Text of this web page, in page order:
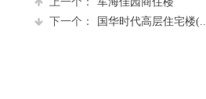
下一个：
国华时代高层住宅楼